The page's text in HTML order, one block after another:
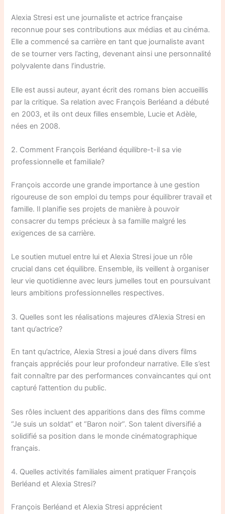
Alexia Stresi est une journaliste et actrice française
reconnue pour ses contributions aux médias et au cinéma.
Elle a commencé sa carrière en tant que journaliste avant
de se tourner vers l’acting, devenant ainsi une personnalité
polyvalente dans l’industrie.
Elle est aussi auteur, ayant écrit des romans bien accueillis
par la critique. Sa relation avec François Berléand a débuté
en 2003, et ils ont deux filles ensemble, Lucie et Adèle,
nées en 2008.
2. Comment François Berléand équilibre-t-il sa vie
professionnelle et familiale?
François accorde une grande importance à une gestion
rigoureuse de son emploi du temps pour équilibrer travail et
famille. Il planifie ses projets de manière à pouvoir
consacrer du temps précieux à sa famille malgré les
exigences de sa carrière.
Le soutien mutuel entre lui et Alexia Stresi joue un rôle
crucial dans cet équilibre. Ensemble, ils veillent à organiser
leur vie quotidienne avec leurs jumelles tout en poursuivant
leurs ambitions professionnelles respectives.
3. Quelles sont les réalisations majeures d’Alexia Stresi en
tant qu’actrice?
En tant qu’actrice, Alexia Stresi a joué dans divers films
français appréciés pour leur profondeur narrative. Elle s’est
fait connaître par des performances convaincantes qui ont
capturé l’attention du public.
Ses rôles incluent des apparitions dans des films comme
“Je suis un soldat” et “Baron noir”. Son talent diversifié a
solidifié sa position dans le monde cinématographique
français.
4. Quelles activités familiales aiment pratiquer François
Berléand et Alexia Stresi?
François Berléand et Alexia Stresi apprécient